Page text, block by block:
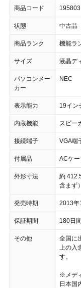
商品コード 195803
状態 中古品
商品ランク 機能ラ
サイズ 液晶デ
パソコンメー
カー
NEC
表示能力 19イン
内蔵機能 スピー
接続端子 VGA端
付属品 ACケ
外形寸法
約
含まず）
発売時期 2013年
保証期間 180日間
その他
全国に
上の
す。
※メデ
日本国